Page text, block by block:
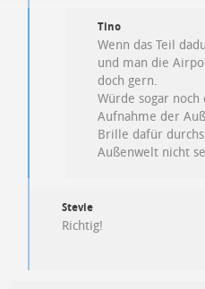
Tino
Wenn das Teil
und man die
doch gern.
Würde sogar
Aufnahme der
Brille dafür
Außenwelt nicht
Stevie
Richtig!